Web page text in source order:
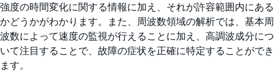
強度の時間変化に関する情報に加え、それが許容範囲内にある
かどうかがわかります。また、周波数領域の解析では、基本周
波数によって速度の監視が行えることに加え、高調波成分につ
いて注目することで、故障の症状を正確に特定することができ
ます。